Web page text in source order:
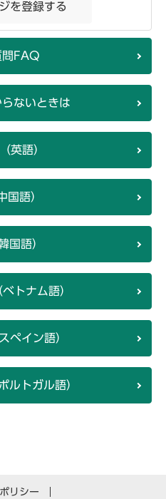
を登録する
問FAQ
ないときは
英語）
国語）
国語）
トナム語）
ペイン語）
ルトガル語）
リシー